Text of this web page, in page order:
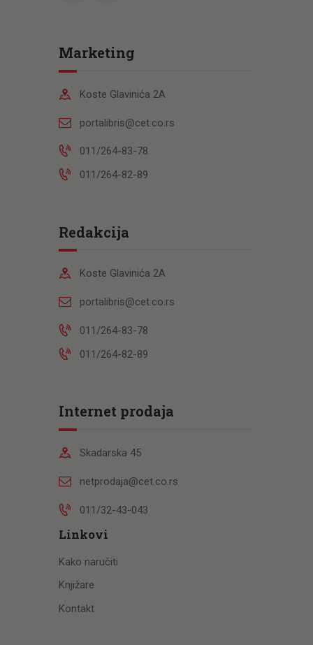
Marketing
Koste Glavinića 2A
portalibris@cet.co.rs
011/264-83-78
011/264-82-89
Redakcija
Koste Glavinića 2A
portalibris@cet.co.rs
011/264-83-78
011/264-82-89
Internet prodaja
Skadarska 45
netprodaja@cet.co.rs
011/32-43-043
Linkovi
Kako naručiti
Knjižare
Kontakt